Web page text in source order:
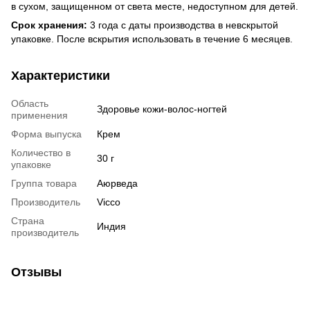
в сухом, защищенном от света месте, недоступном для детей.
Срок хранения: 3 года с даты производства в невскрытой
упаковке. После вскрытия использовать в течение 6 месяцев.
Характеристики
Область
применения
Здоровье кожи-волос-ногтей
Форма выпуска
Крем
Количество в
упаковке
30 г
Группа товара
Аюрведа
Производитель
Vicco
Страна
производитель
Индия
Отзывы